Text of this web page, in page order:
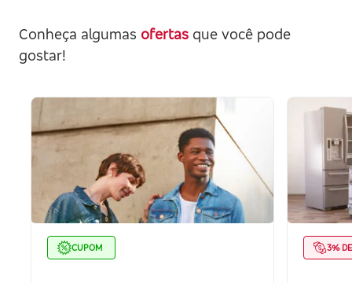
Conheça algumas ofertas que você pode
gostar!
CUPOM 3%